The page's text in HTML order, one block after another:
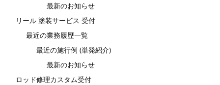
最新のお知らせ
リール 塗装サービス 受付
最近の業務履歴一覧
最近の施行例 (単発紹介)
最新のお知らせ
ロッド修理カスタム受付